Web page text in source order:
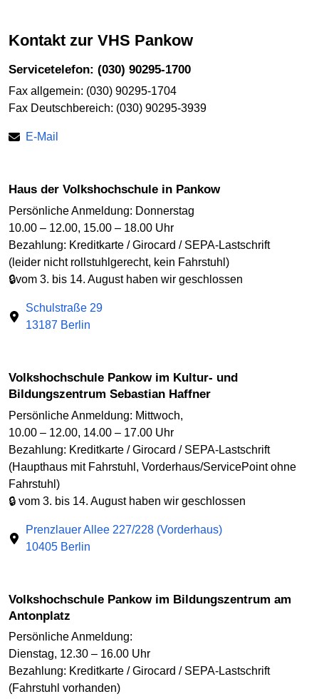
Kontakt zur VHS Pankow
Servicetelefon: (030) 90295-1700
Fax allgemein: (030) 90295-1704
Fax Deutschbereich: (030) 90295-3939
E-Mail
Haus der Volkshochschule in Pankow
Persönliche Anmeldung: Donnerstag
10.00 – 12.00, 15.00 – 18.00 Uhr
Bezahlung: Kreditkarte / Girocard / SEPA-Lastschrift
(leider nicht rollstuhlgerecht, kein Fahrstuhl)
🔒vom 3. bis 14. August haben wir geschlossen
Schulstraße 29
13187 Berlin
Volkshochschule Pankow im Kultur- und
Bildungszentrum Sebastian Haffner
Persönliche Anmeldung: Mittwoch,
10.00 – 12.00, 14.00 – 17.00 Uhr
Bezahlung: Kreditkarte / Girocard / SEPA-Lastschrift
(Haupthaus mit Fahrstuhl, Vorderhaus/ServicePoint ohne
Fahrstuhl)
🔒 vom 3. bis 14. August haben wir geschlossen
Prenzlauer Allee 227/228 (Vorderhaus)
10405 Berlin
Volkshochschule Pankow im Bildungszentrum am
Antonplatz
Persönliche Anmeldung:
Dienstag, 12.30 – 16.00 Uhr
Bezahlung: Kreditkarte / Girocard / SEPA-Lastschrift
(Fahrstuhl vorhanden)